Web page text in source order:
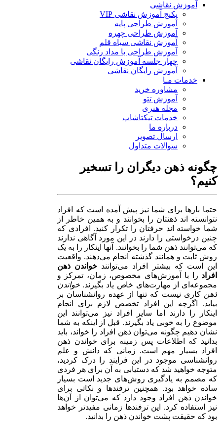
آموزش نقاشی
پکیج آموزش نقاشی VIP
آموزش طراحی پایه
آموزش طراحی چهره
آموزش نقاشی سیاه قلم
آموزش طراحی با مداد رنگی
چهار جلسه آموزش رایگان نقاشی
آموزش رایگان نقاشی
خدمات مـا
مشاوره خرید
آموزش تتو
مجله هنری
خدمات تیکتاشاپ
درباره ما
ارسال تصویر
سوالات متداول
چگونه ذهن دیگران را تسخیر
کنیم؟
حتما بارها برای شما نیز پیش آمده است که افراد
نتوانسته اند ذهنتان را بخوانند و به همین خاطر از
شما خواسته اند حرفتان را تکرار کنید. افرادی که
چنین درخواستی را دارند در این مورد آگاهی ندارند
که می‌توانند ذهن شما را بخوانند. آنها اینکار را به یک
روش ثابت و همانند گذشته انجام می‌دهند. واقعیت
این است که بیشتر افراد می‌توانند خواندن ذهن
افراد را با آموزش‌های مخصوص، زمان، تمرکز و
مجموعه‌ای از مهارت‌های خاص یاد بگیرند. خواندن
ذهن کاری نیست که تنها از عهده روانشناسان بر
بیاید. اگرچه این افراد تخصص لازم برای انجام
اینکار را دارند اما سایر افراد نیز می‌توانند این
موضوع را به خوبی یاد بگیرند. قبل از اینکه به شما
نشان دهیم چگونه می‌توان ذهن افراد را خواند، باید
بدانید که اطلاعات پس زمینه برای خواندن ذهن
افراد بسیار مهم است. زمانی که دانش و علم
روانشناسی موجود در این فرایند را درک کردید،
متوجه خواهید شد که دستیابی به آن برای هر فردی
که مصمم به یادگیری روش‌های جدید است بسیار
ساده خواهد بود. همچنین ترفندها و نکاتی برای
خواندن ذهن افراد وجود دارد که می‌توان از آن‌ها
نیز استفاده کرد. این ترفندها زمانی مفیدتر خواهد
بود که حقیقت پشت خواندن ذهن را بدانید.